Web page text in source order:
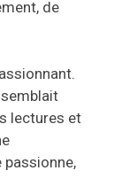
de
lectures et